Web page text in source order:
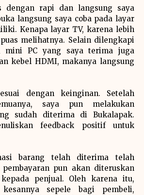
dengan rapi dan langsung saya
langsung saya coba pada layar
Kenapa layar TV, karena lebih
melihatnya. Selain dilengkapi
mini PC yang saya terima juga
kebel HDMI, makanya langsung
dengan keinginan. Setelah
saya pun melakukan
sudah diterima di Bukalapak.
feedback positif untuk
barang telah diterima telah
pun akan diteruskan
penjual. Oleh karena itu,
sepele bagi pembeli,